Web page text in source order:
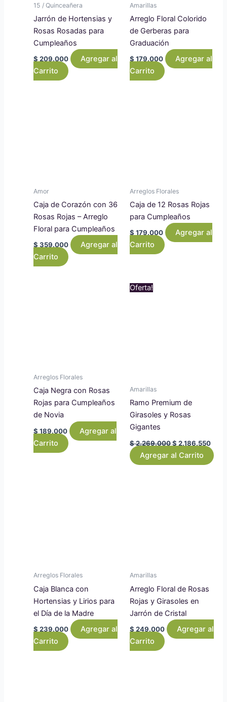
15 / Quinceañera
Jarrón de Hortensias y
Rosas Rosadas para
Cumpleaños
$ 209.000
Agregar al
Carrito
Amarillas
Arreglo Floral Colorido
de Gerberas para
Graduación
$ 179.000
Agregar al
Carrito
Amor
Caja de Corazón con 36
Rosas Rojas – Arreglo
Floral para Cumpleaños
$ 359.000
Agregar al
Carrito
Arreglos Florales
Caja de 12 Rosas Rojas
para Cumpleaños
$ 179.000
Agregar al
Carrito
Arreglos Florales
Caja Negra con Rosas
Rojas para Cumpleaños
de Novia
$ 189.000
Agregar al
Carrito
Oferta!
Amarillas
Ramo Premium de
Girasoles y Rosas
Gigantes
$2.269.000$ 2.186.550
Agregar al Carrito
Arreglos Florales
Caja Blanca con
Hortensias y Lirios para
el Día de la Madre
$ 239.000
Agregar al
Carrito
Amarillas
Arreglo Floral de Rosas
Rojas y Girasoles en
Jarrón de Cristal
$ 249.000
Agregar al
Carrito